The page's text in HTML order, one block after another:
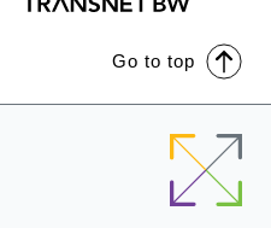
Go to top